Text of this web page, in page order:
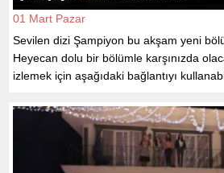
01 Mart Pazar
Sevilen dizi Şampiyon bu akşam yeni
Heyecan dolu bir bölümle karşınızda
izlemek için aşağıdaki bağlantıyı